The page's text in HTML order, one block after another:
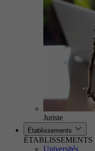
Juriste
Établissements
ÉTABLISSEMENTS
Universités